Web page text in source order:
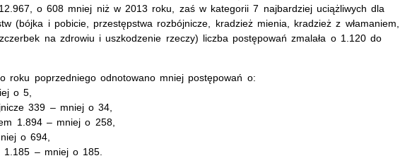
o 608 mniej niż w 2013 roku, zaś w kategorii 7 najbardziej uciążliwych dla
(bójka i pobicie, przestępstwa rozbójnicze, kradzież mienia, kradzież z włamaniem,
na zdrowiu i uszkodzenie rzeczy) liczba postępowań zmalała o 1.120 do
roku poprzedniego odnotowano mniej postępowań o:
o 5,
339 – mniej o 34,
1.894 – mniej o 258,
o 694,
– mniej o 185.